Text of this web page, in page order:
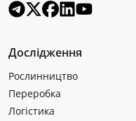
Дослідження
Рослинництво
Переробка
Логістика